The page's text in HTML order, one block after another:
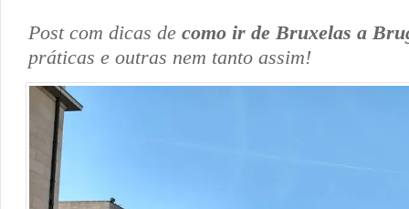
Post com dicas de como ir de Bruxelas a
práticas e outras nem tanto assim!